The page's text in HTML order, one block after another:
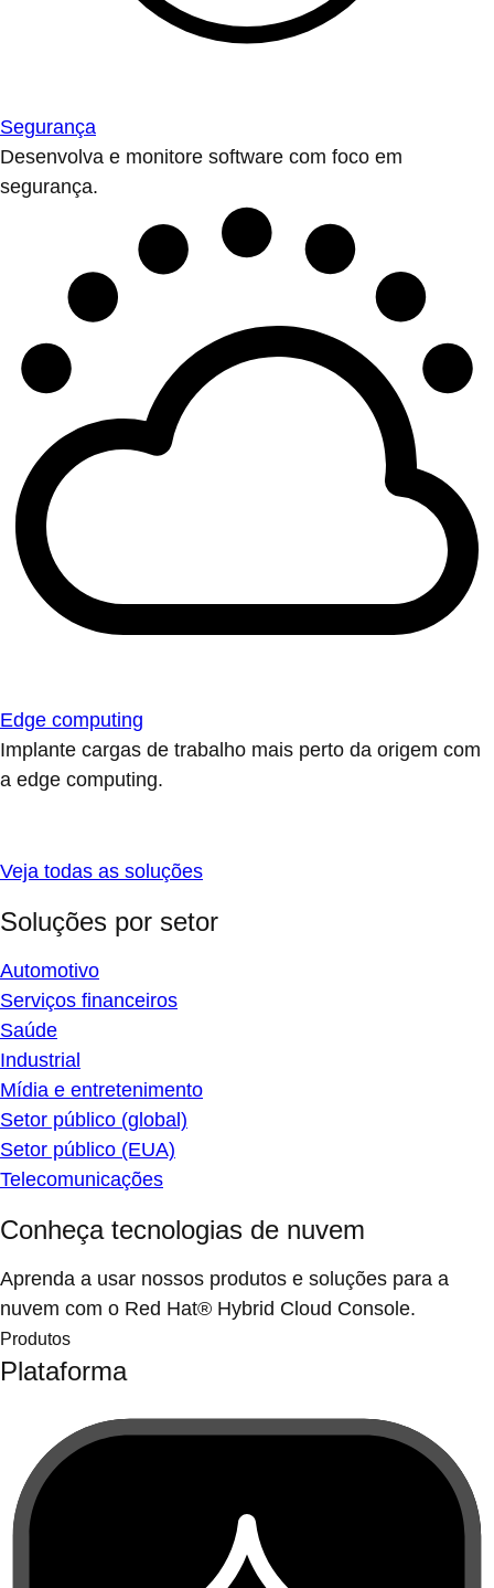
Segurança
Desenvolva e monitore software com foco em
segurança.
Edge computing
Implante cargas de trabalho mais perto da origem com
a edge computing.
Veja todas as soluções
Soluções por setor
Automotivo
Serviços financeiros
Saúde
Industrial
Mídia e entretenimento
Setor público (global)
Setor público (EUA)
Telecomunicações
Conheça tecnologias de nuvem
Aprenda a usar nossos produtos e soluções para a
nuvem com o Red Hat® Hybrid Cloud Console.
Produtos
Plataforma